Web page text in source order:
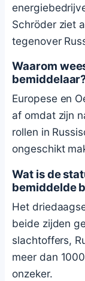
Schröder ziet
tegenover
Waarom
Europese en
af omdat zijn
rollen in
ongeschikt
Wat is de
bemiddelde
Het
beide zijden
slachtoffers,
meer dan
onzeker.